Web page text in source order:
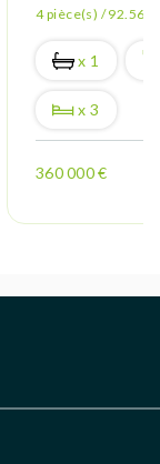
4 pièce(s) / 92.56
x 1
x 3
360 000 €